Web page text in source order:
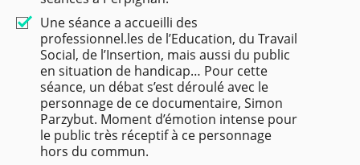
Une séance a accueilli des
professionnel.les de l’Education, du Travail
Social, de l’Insertion, mais aussi du public
en situation de handicap… Pour cette
séance, un débat s’est déroulé avec le
personnage de ce documentaire, Simon
Parzybut. Moment d’émotion intense pour
le public très réceptif à ce personnage
hors du commun.